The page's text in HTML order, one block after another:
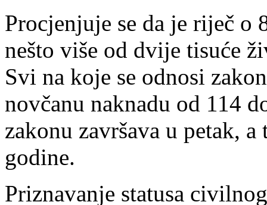
Procjenjuje se da je riječ o
nešto više od dvije tisuće
Svi na koje se odnosi
novčanu naknadu od 114
zakonu završava u petak,
godine.
Priznavanje statusa